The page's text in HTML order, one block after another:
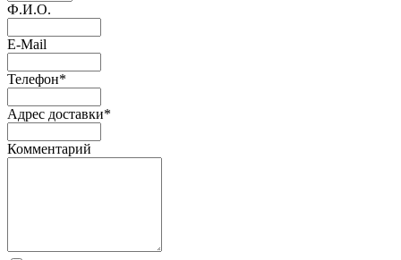
Ф.И.О.
E-Mail
Телефон*
Адрес доставки*
Комментарий